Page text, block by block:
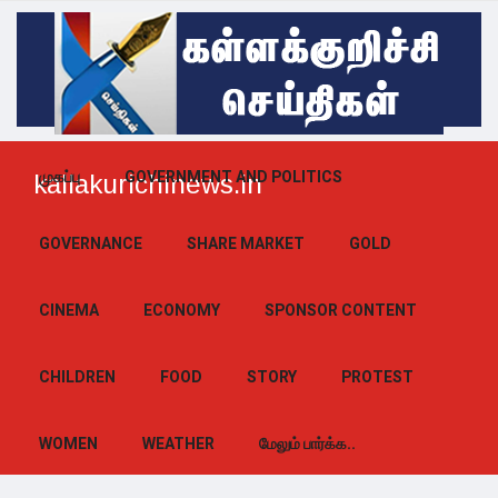
kallakurichinews.in
முகப்பு GOVERNMENT AND POLITICS
GOVERNANCE SHARE MARKET GOLD
CINEMA ECONOMY SPONSOR CONTENT
CHILDREN FOOD STORY PROTEST
WOMEN WEATHER மேலும் பார்க்க..